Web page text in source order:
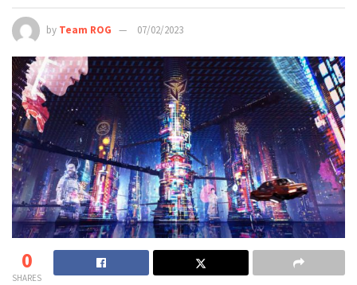
by Team ROG 07/02/2023
0
SHARES